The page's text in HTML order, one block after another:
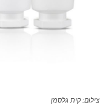
צילום: קית גלסמן